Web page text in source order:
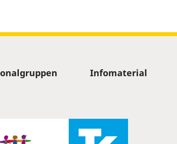
Infomaterial